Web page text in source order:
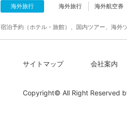
海外旅行 海外旅行 海外航空券
宿泊予約（ホテル・旅館）、国内ツアー、海
サイトマップ 会社案内
Copyright© All Right Reserved